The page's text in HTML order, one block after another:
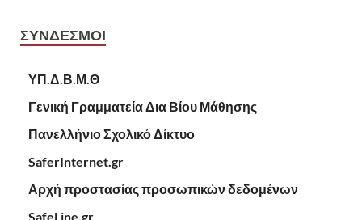
ΣΥΝΔΕΣΜΟΙ
ΥΠ.Δ.Β.Μ.Θ
Γενική Γραμματεία Δια Βίου Μάθησης
Πανελλήνιο Σχολικό Δίκτυο
SaferInternet.gr
Αρχή προστασίας προσωπικών δεδομένων
SafeLine.gr